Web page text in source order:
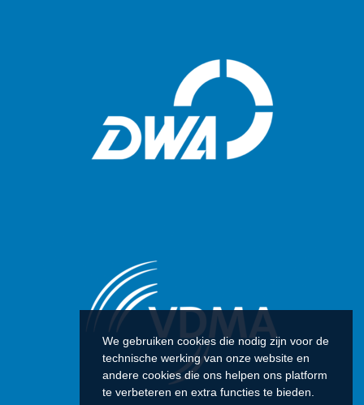
We gebruiken cookies die nodig zijn voor de
technische werking van onze website en
andere cookies die ons helpen ons platform
te verbeteren en extra functies te bieden.